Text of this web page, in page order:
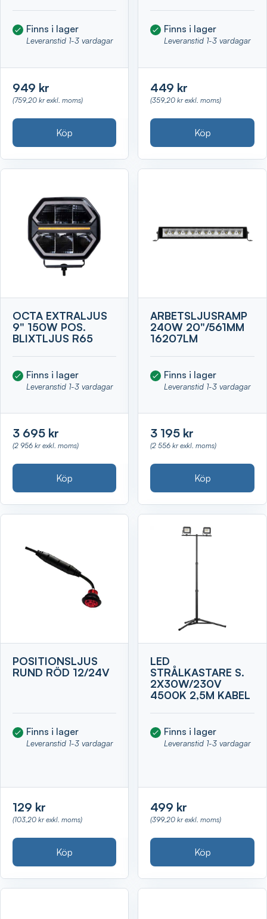
Finns i lager
Leveranstid 1-3 vardagar
949 kr
(759,20 kr exkl. moms)
Köp
Finns i lager
Leveranstid 1-3 vardagar
449 kr
(359,20 kr exkl. moms)
Köp
OCTA EXTRALJUS
9" 150W POS.
BLIXTLJUS R65
Finns i lager
Leveranstid 1-3 vardagar
3 695 kr
(2 956 kr exkl. moms)
Köp
ARBETSLJUSRAMP
240W 20"/561MM
16207LM
Finns i lager
Leveranstid 1-3 vardagar
3 195 kr
(2 556 kr exkl. moms)
Köp
POSITIONSLJUS
RUND RÖD 12/24V
Finns i lager
Leveranstid 1-3 vardagar
129 kr
(103,20 kr exkl. moms)
Köp
LED
STRÅLKASTARE S.
2X30W/230V
4500K 2,5M KABEL
Finns i lager
Leveranstid 1-3 vardagar
499 kr
(399,20 kr exkl. moms)
Köp